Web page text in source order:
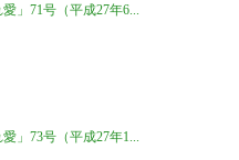
」71号（平成27年6...
」73号（平成27年1...